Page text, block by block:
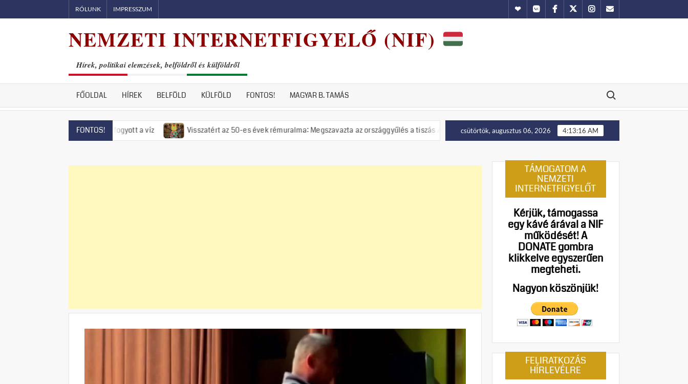
to
RÓLUNK IMPRESSZUM HundubVkontakte
Facebook
TwitterInstagram
Email
NEMZETI INTERNETFIGYELŐ (NIF)
Hírek, politikai elemzések, belföldről és külföldről
FŐOLDAL HÍREK BELFÖLD KÜLFÖLD FONTOS! MAGYAR B. TAMÁS
Search for:
FONTOS!
már el is fogyott a víz Visszatért az 50-es évek rémuralma: Megszavazta az országgyűlés a tiszás ÁVH felállítását! Putyin: Ukrajna nyugati területei előbb-utóbb visszakerülnek
csütörtök, augusztus 06, 2026 4:13:17 AM
TÁMOGATOM A
NEMZETI
INTERNETFIGYELŐT
Kérjük, támogassa
egy kávé árával a NIF
működését!A
DONATE gombra
klikkelve egyszerűen
megteheti.
Nagyon köszönjük!
FELIRATKOZÁS
HÍRLEVÉLRE